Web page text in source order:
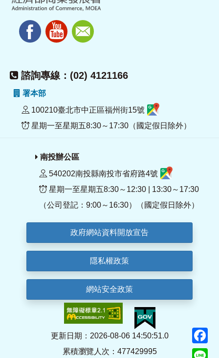
諮詢專線：(02) 4121166
署本部
100210臺北市中正區福州街15號
星期一至星期五8:30～17:30（國定假日除外）
南投辦公區
540202南投縣南投市省府路4號
星期一至星期五8:30～12:30 | 13:30～17:30
（公司登記：9:00～16:30）（國定假日除外）
政府網站資料開放宣告
隱私權政策
網站安全政策
更新日期：2026-08-06 14:50:51.0
累積瀏覽人次：477429995